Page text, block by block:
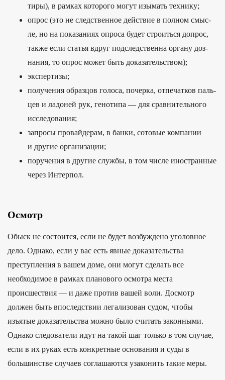
тиры), в рам­ках которо­го могут изы­мать тех­нику;
оп­рос (это не следс­твен­ное дей­ствие в пол­ном смыс­
ле, но на показа­ниях опро­са будет стро­ить­ся доп­рос,
так­же если статья вдруг под­следс­твен­на орга­ну доз­
нания, то опрос может быть доказа­тель­ством);
эк­спер­тизы;
по­луче­ния образцов голоса, почер­ка, отпе­чат­ков паль­
цев и ладоней рук, геноти­па — для срав­нитель­ного
иссле­дова­ния;
зап­росы про­вай­дерам, в бан­ки, сотовые ком­пании
и дру­гие орга­низа­ции;
по­руче­ния в дру­гие служ­бы, в том чис­ле инос­тран­ные
через Интерпол.
Осмотр
Обыск не состоится, если не будет возбуждено уголовное
дело. Однако, если у вас есть явные доказательства
преступления в вашем доме, они могут сделать все
необходимое в рамках планового осмотра места
происшествия — и даже против вашей воли. Досмотр
должен быть впоследствии легализован судом, чтобы
изъятые доказательства можно было считать законными.
Однако следователи идут на такой шаг только в том случае,
если в их руках есть конкретные основания и суды в
большинстве случаев соглашаются узаконить такие меры.